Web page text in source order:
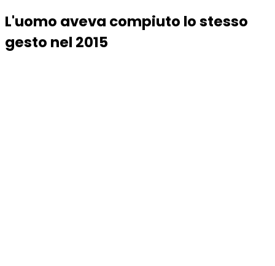
L'uomo aveva compiuto lo stesso
gesto nel 2015